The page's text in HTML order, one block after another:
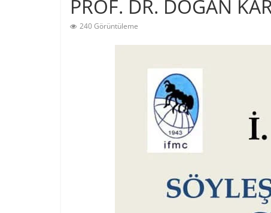
PROF. DR. DOĞAN
240 Görüntüleme